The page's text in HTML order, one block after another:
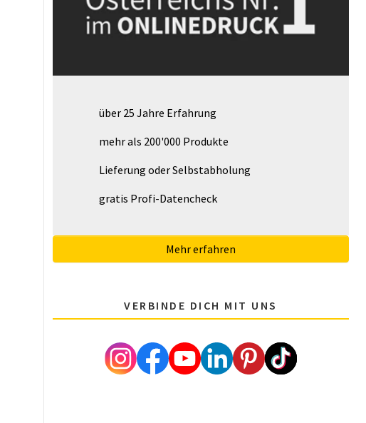
über 25 Jahre Erfahrung
mehr als 200'000 Produkte
Lieferung oder Selbstabholung
gratis Profi-Datencheck
Mehr erfahren
VERBINDE DICH MIT UNS